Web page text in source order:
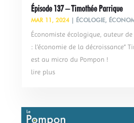
Épisode 137 – Timothée Parrique
MAR 11, 2024| ÉCOLOGIE,
Économiste écologique, auteur
: l’économie de la décroissance”
est au micro du Pompon !
lire plus